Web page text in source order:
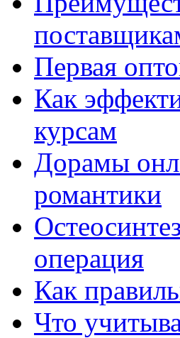
Первая
Как
курсам
Дорамы
романтики
операция
Как
Что